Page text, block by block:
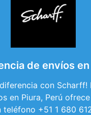
de envíos en
con Scharff!
en Piura, Perú
teléfono +51 1 680